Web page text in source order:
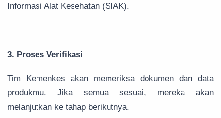
Informasi Alat Kesehatan (SIAK).
3. Proses Verifikasi
Tim Kemenkes akan memeriksa dokumen dan data
produkmu. Jika semua sesuai, mereka akan
melanjutkan ke tahap berikutnya.